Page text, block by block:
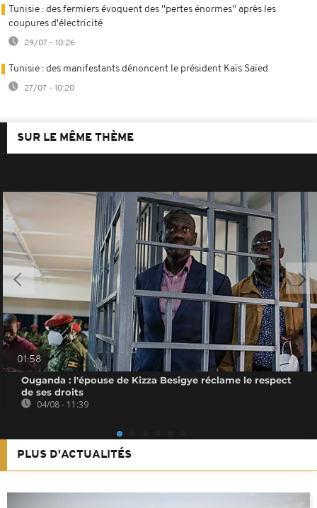
Tunisie : des fermiers évoquent des ''pertes énormes'' après les
coupures d'électricité
29/07 - 10:26
Tunisie : des manifestants dénoncent le président Kaïs Saïed
27/07 - 10:20
SUR LE MÊME THÈME
01:58
Ouganda : l'épouse de Kizza Besigye réclame le respect
de ses droits
04/08 - 11:39
PLUS D'ACTUALITÉS